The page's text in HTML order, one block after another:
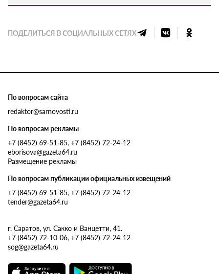
ПОДЕЛИТЬСЯ В СОЦИАЛЬНЫХ СЕТЯХ
По вопросам сайта
redaktor@sarnovosti.ru
По вопросам рекламы
+7 (8452) 69-51-85, +7 (8452) 72-24-12
eborisova@gazeta64.ru
Размещение рекламы
По вопросам публикации официальных извещений
+7 (8452) 69-51-85, +7 (8452) 72-24-12
tender@gazeta64.ru
г. Саратов, ул. Сакко и Ванцетти, 41.
+7 (8452) 72-10-06, +7 (8452) 72-24-12
sog@gazeta64.ru